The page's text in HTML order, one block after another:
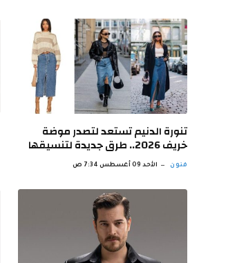
تنورة الدنيم تستعد لتصدر موضة
خريف 2026.. طرق جديدة لتنسيقها
فنون الأحد 09 أغسطس 7:34 ص